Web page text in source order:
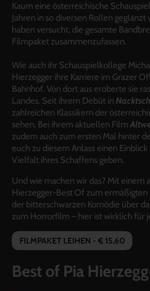
Kaum eine österreichische
Jahren in so diversen Rollen
haben versucht, die gesamte
Filmpaket zusammenzufassen.
Wie auch ihr Schauspielkollege
Hierzegger ihre Karriere im Grazer
Bahnhof. Von dort aus eroberte sie
Landes. Seit ihrem Debüt in
zahlreichen Klassikern der
sehen. Bei ihrem aktuellen Film
zudem auch zum ersten Mal hinter
euch zu diesem Anlass einen
Vielfalt ihres Schaffens geben.
Und wie machen wir das? Mit einem
Hierzegger-Best Of zum ermäßigten
der bitterschwarzen Komödie über
zum Horrorfilm – hier ist wirklich für
FILMPAKET LEIHEN - € 15,60
Best of Pia